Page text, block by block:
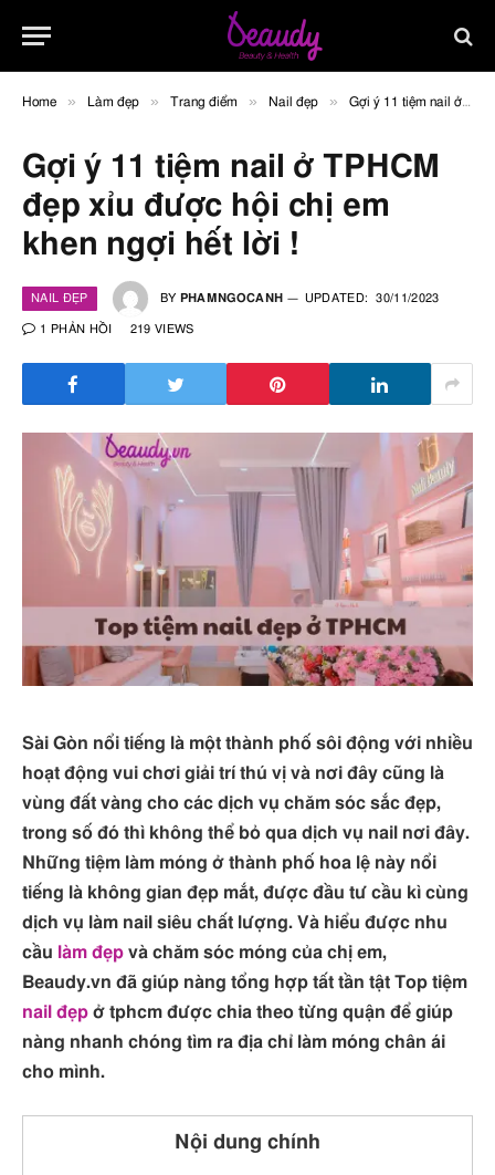
Home » Làm đẹp » Trang điểm » Nail đẹp » Gợi ý 11 tiệm nail ở TPHCM đẹp xỉu được hội chị em khen ngợi hết lời !
Gợi ý 11 tiệm nail ở TPHCM
đẹp xỉu được hội chị em
khen ngợi hết lời !
NAIL ĐẸP BY PHAMNGOCANH UPDATED: 30/11/2023
1 PHẢN HỒI 219 VIEWS
Sài Gòn nổi tiếng là một thành phố sôi động với nhiều
hoạt động vui chơi giải trí thú vị và nơi đây cũng là
vùng đất vàng cho các dịch vụ chăm sóc sắc đẹp,
trong số đó thì không thể bỏ qua dịch vụ nail nơi đây.
Những tiệm làm móng ở thành phố hoa lệ này nổi
tiếng là không gian đẹp mắt, được đầu tư cầu kì cùng
dịch vụ làm nail siêu chất lượng. Và hiểu được nhu
cầu làm đẹp và chăm sóc móng của chị em,
Beaudy.vn đã giúp nàng tổng hợp tất tần tật Top tiệm
nail đẹp ở tphcm được chia theo từng quận để giúp
nàng nhanh chóng tìm ra địa chỉ làm móng chân ái
cho mình.
Nội dung chính